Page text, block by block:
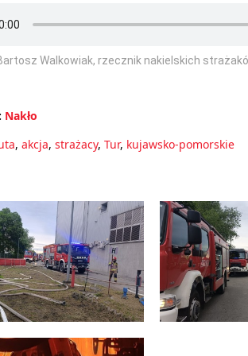
Walkowiak, rzecznik nakielskich
Nakło
, akcja, strażacy, Tur, kujawsko-pomorskie